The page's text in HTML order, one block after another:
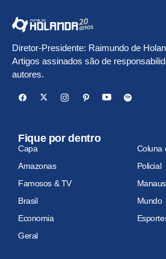
Diretor-Presidente: Raimundo de
Artigos assinados são de
autores.
Fique por dentro
Capa
Coluna
Amazonas
Policial
Famosos & TV
Manaus
Brasil
Mundo
Economia
Geral